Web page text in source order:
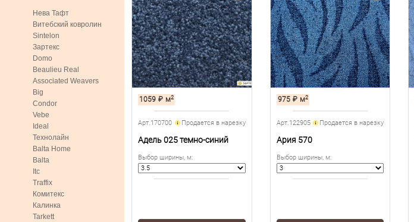
Нева Тафт
Витебский ковролин
Sintelon
Зартекс
Domo
Beaulieu Real
Associated Weavers
Big
Condor
Vebe
Ideal
Технолайн
Balta Home
Balta
Itc
Traffix
Комитекс
Калинка
Tarkett
1059 ₽ м2
Арт.170700 Продается в нарезку
Адель 025 темно-синий
Выбор ширины, м:
975 ₽ м2
Арт.122905 Продается в нарезку
Ария 570
Выбор ширины, м: